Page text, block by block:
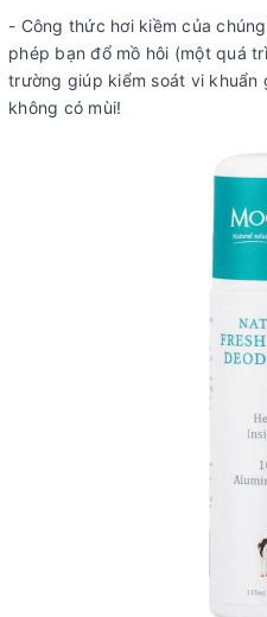
- Công thức hơi kiềm của
phép bạn đổ mồ hôi (một quá
trường giúp kiểm soát vi khuẩn
không có mùi!